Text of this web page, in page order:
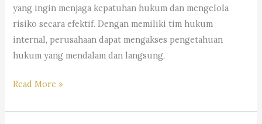
yang ingin menjaga kepatuhan hukum dan mengelola
risiko secara efektif. Dengan memiliki tim hukum
internal, perusahaan dapat mengakses pengetahuan
hukum yang mendalam dan langsung,
Read More »